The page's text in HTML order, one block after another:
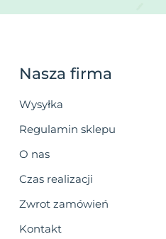
Nasza firma
Wysyłka
Regulamin sklepu
O nas
Czas realizacji
Zwrot zamówień
Kontakt